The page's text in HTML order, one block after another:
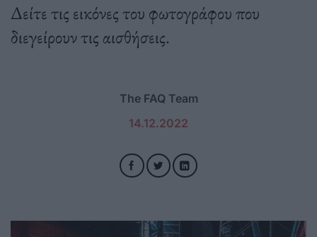
Δείτε τις εικόνες του φωτογράφου που
διεγείρουν τις αισθήσεις.
The FAQ Team
14.12.2022